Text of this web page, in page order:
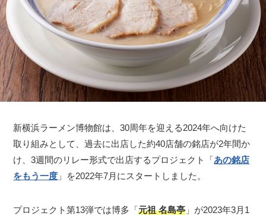
新横浜ラーメン博物館は、30周年を迎える2024年へ向けた
取り組みとして、過去に出店した約40店舗の銘店が2年間か
け、3週間のリレー形式で出店するプロジェクト「あの銘店
をもう一度 」を2022年7月にスタートしました。
プロジェクト第13弾では博多「元祖 名島亭 」が2023年3月1